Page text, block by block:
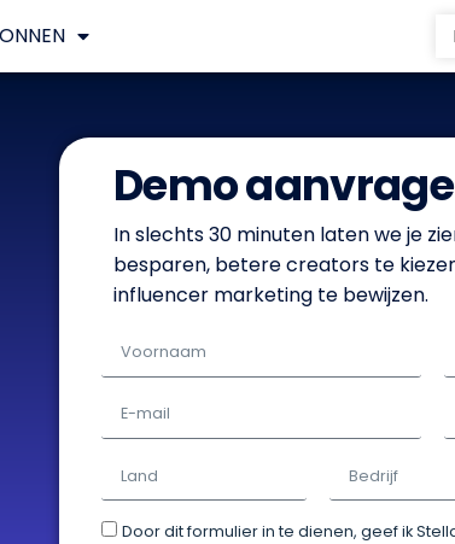
Demo
In slechts 30 minuten laten we je
besparen, betere creators te
influencer marketing te bewijzen.
Door dit formulier in te dienen, geef ik